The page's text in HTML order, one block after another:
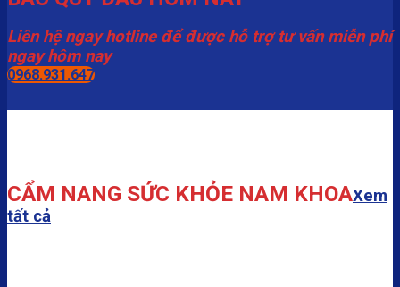
Liên hệ ngay hotline để được hỗ trợ tư vấn miễn phí
ngay hôm nay
0968.931.647
CẨM NANG SỨC KHỎE NAM KHOAXem
tất cả